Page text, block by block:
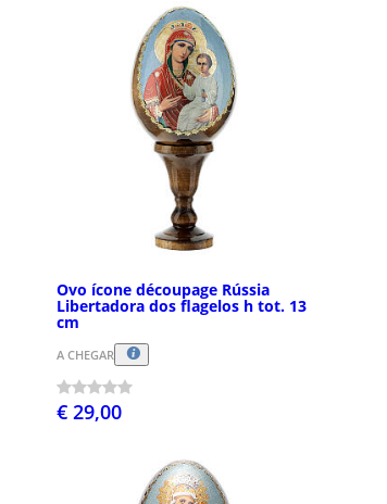
Ovo ícone découpage Rússia
Libertadora dos flagelos h tot. 13
cm
A CHEGAR
€ 29,00